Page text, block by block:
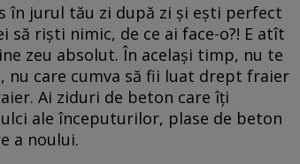
în jurul tău zi după zi și ești perfect
riști nimic, de ce ai face-o?! E atît
zeu absolut. În același timp, nu te
nu care cumva să fii luat drept fraier
Ai ziduri de beton care îți
ale începuturilor, plase de beton
a noului.